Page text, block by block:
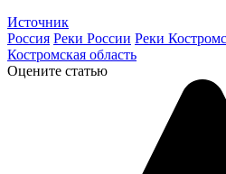
Источник
Россия Реки России Реки
Костромская область
Оцените статью